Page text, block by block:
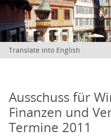
Translate into English
Ausschuss für
Finanzen und
Termine 2011